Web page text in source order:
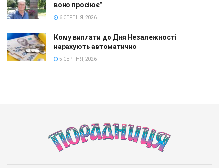
воно просіює”
6 СЕРПНЯ, 2026
Кому виплати до Дня Незалежності
нарахують автоматично
5 СЕРПНЯ, 2026